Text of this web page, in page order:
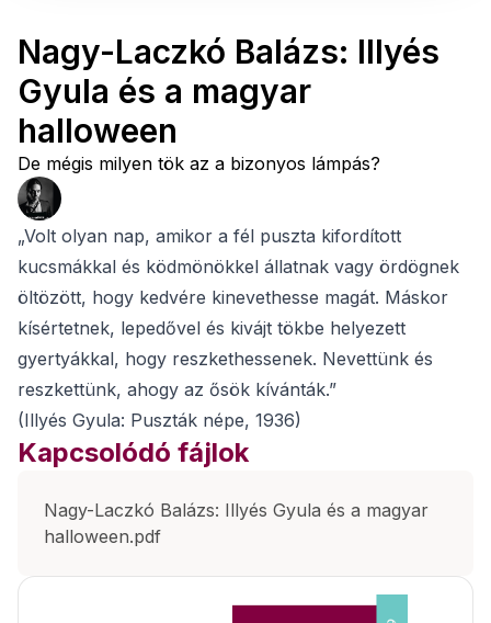
Nagy-Laczkó Balázs: Illyés
Gyula és a magyar
halloween
De mégis milyen tök az a bizonyos lámpás?
„Volt olyan nap, amikor a fél puszta kifordított
kucsmákkal és ködmönökkel állatnak vagy ördögnek
öltözött, hogy kedvére kinevethesse magát. Máskor
kísértetnek, lepedővel és kivájt tökbe helyezett
gyertyákkal, hogy reszkethessenek. Nevettünk és
reszkettünk, ahogy az ősök kívánták.”
(Illyés Gyula: Puszták népe, 1936)
Kapcsolódó fájlok
Nagy-Laczkó Balázs: Illyés Gyula és a magyar
halloween.pdf